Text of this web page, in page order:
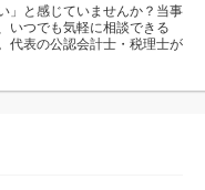
」と感じていませんか？当事
いつでも気軽に相談できる
代表の公認会計士・税理士が